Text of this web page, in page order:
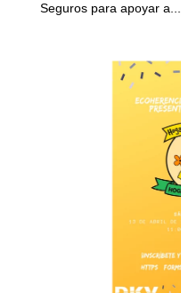
Seguros para apoyar a...